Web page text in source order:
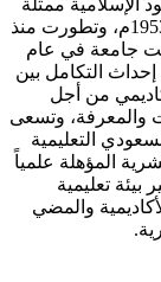
في كلية الشريعة في سنة 1373هـ 1953م، وتطورت منذ
جامعة في عام
على إحداث التكامل بين
من أجل
والمعرفة، وتسعى
التعليمية
المؤهلة علمياً
بيئة تعليمية
والمضي